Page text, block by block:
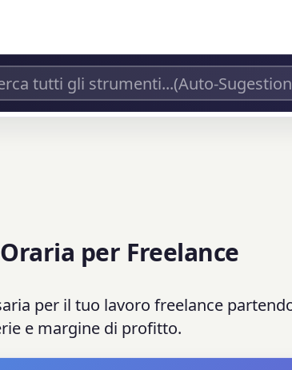
per Freelance
per il tuo lavoro freelance
e margine di profitto.